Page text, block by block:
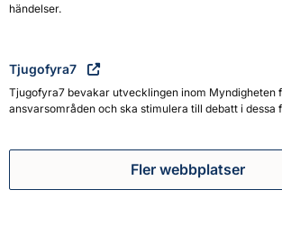
händelser.
Tjugofyra7
Tjugofyra7 bevakar utvecklingen inom Myndigheten
ansvarsområden och ska stimulera till debatt i dessa
Fler webbplatser